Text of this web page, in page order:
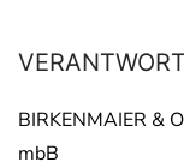
BIRKENMAIER &
mbB